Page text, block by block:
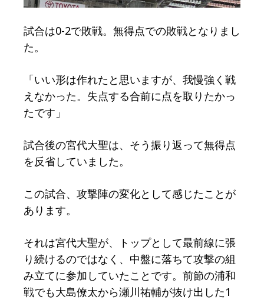
試合は0-2で敗戦。無得点での敗戦となりまし
た。
「いい形は作れたと思いますが、我慢強く戦
えなかった。失点する合前に点を取りたかっ
たです」
試合後の宮代大聖は、そう振り返って無得点
を反省していました。
この試合、攻撃陣の変化として感じたことが
あります。
それは宮代大聖が、トップとして最前線に張
り続けるのではなく、中盤に落ちて攻撃の組
み立てに参加していたことです。前節の浦和
戦でも大島僚太から瀬川祐輔が抜け出した1